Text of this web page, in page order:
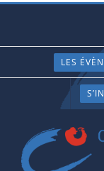
Passer
contenu
LES